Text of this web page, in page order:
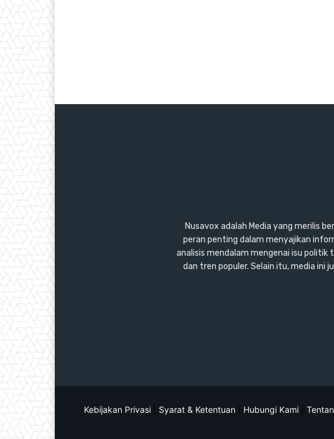
Nusavox adalah Media yang merilis
peran penting dalam menyajikan
analisis mendalam mengenai isu politik
dan tren populer. Selain itu, media ini
Kebijakan Privasi Syarat & Ketentuan Hubungi Kami